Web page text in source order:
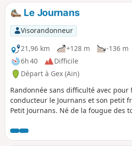
Le Journans
Visorandonneur
21,96 km
+128 m
-136 m
6h 40
Difficile
Départ à Gex (Ain)
Randonnée sans difficulté avec pour
conducteur le Journans et son petit
Petit Journans. Né de la fougue des
Journans dévale les pentes du Jura. Il
ensuite le Nord du Pays de Gex